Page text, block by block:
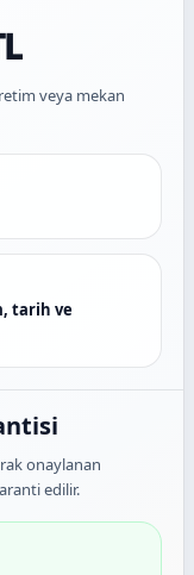
veya mekan
tarih ve
onaylanan
edilir.